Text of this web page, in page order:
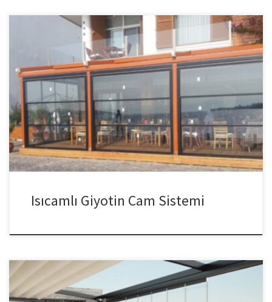
Isıcamlı Giyotin Cam Sistemi Isıcamlı Giyotin Cam Sistemi, Estetik
görünümü ve çok işlevsel kullanımı sayesinde giyotin cam
sistemleri oldukça ilgi görmektedir. Isıcamlı giyotin camlar ise ısı
tasarrufunda öne çıkmaktadır. Pergola Tente Isı camlı giyotin
cam kullanıldığı yerlerde eğer uygun bir uygulama yapılmışsa
yaklaşık %75 ısı tasarrufu sağlar. Hiç de azımsanmayacak bir […]
Isıcamlı Giyotin Cam Sistemi